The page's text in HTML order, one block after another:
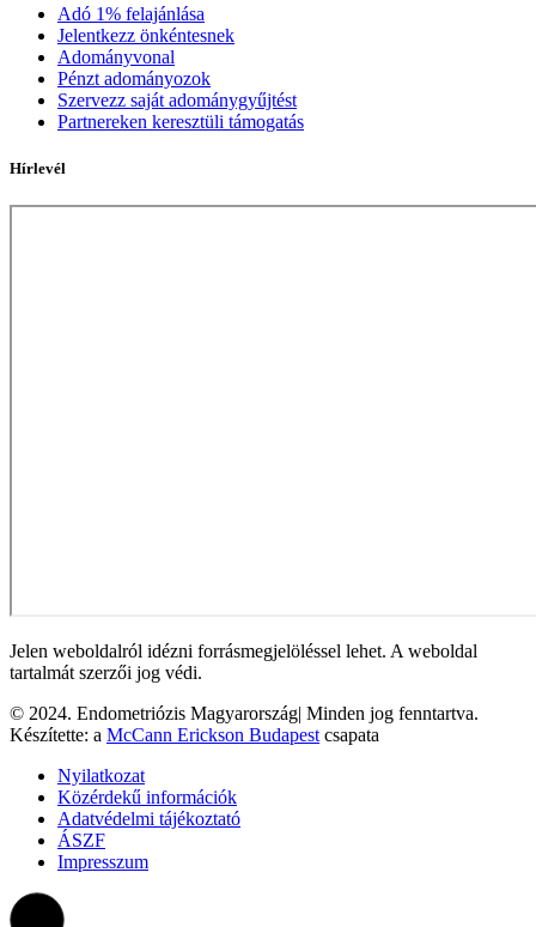
Adó 1% felajánlása
Jelentkezz önkéntesnek
Adományvonal
Pénzt adományozok
Szervezz saját adománygyűjtést
Partnereken keresztüli támogatás
Hírlevél
Jelen weboldalról idézni forrásmegjelöléssel lehet. A weboldal
tartalmát szerzői jog védi.
© 2024. Endometriózis Magyarország| Minden jog fenntartva.
Készítette: a McCann Erickson Budapestcsapata
Nyilatkozat
Közérdekű információk
Adatvédelmi tájékoztató
ÁSZF
Impresszum